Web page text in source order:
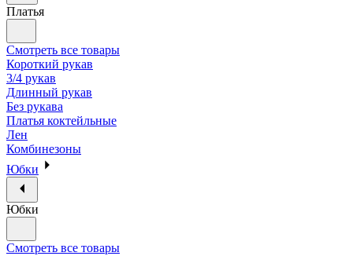
Платья
Смотреть все товары
Короткий рукав
3/4 рукав
Длинный рукав
Без рукава
Платья коктейльные
Лен
Комбинезоны
Юбки
Юбки
Смотреть все товары